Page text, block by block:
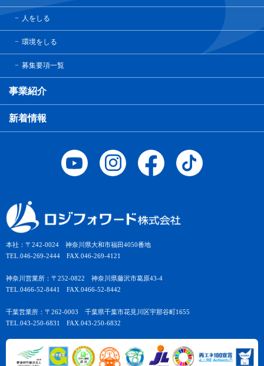
本社：〒242-0024 神奈川県大和市福田4050番地
TEL.046-269-2444 FAX.046-269-4121
神奈川営業所：〒252-0822 神奈川県藤沢市葛原43-4
TEL.0466-52-8441 FAX.0466-52-8442
千葉営業所：〒262-0003 千葉県千葉市花見川区宇那谷町1655
TEL.043-250-6831 FAX.043-250-6832
人をしる
環境をしる
募集要項一覧
事業紹介
新着情報